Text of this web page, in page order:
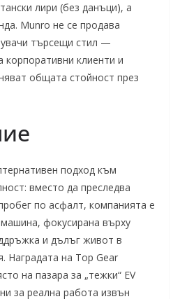
лири (без данъци), а
Munro не се продава
търсещи стил —
корпоративни клиенти и
общата стойност през
подход към
вместо да преследва
по асфалт, компанията е
фокусирана върху
и дълъг живот в
Наградата на Top Gear
на пазара за „тежки“ EV
за реална работа извън